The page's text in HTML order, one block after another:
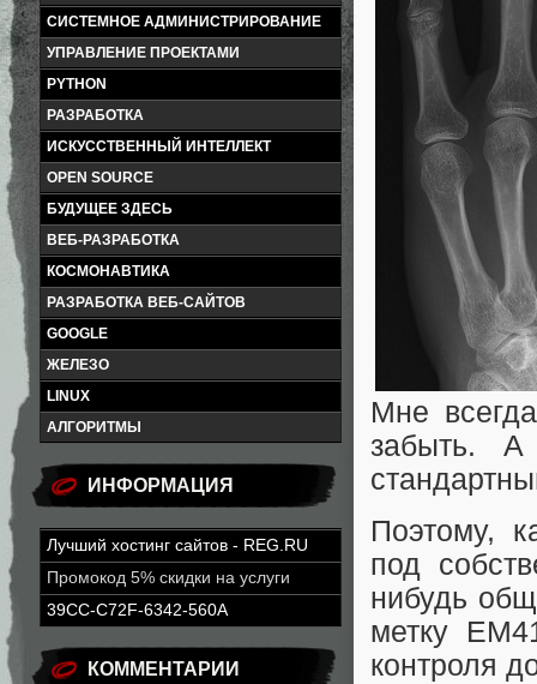
СИСТЕМНОЕ АДМИНИСТРИРОВАНИЕ
УПРАВЛЕНИЕ ПРОЕКТАМИ
PYTHON
РАЗРАБОТКА
ИСКУССТВЕННЫЙ ИНТЕЛЛЕКТ
OPEN SOURCE
БУДУЩЕЕ ЗДЕСЬ
ВЕБ-РАЗРАБОТКА
КОСМОНАВТИКА
РАЗРАБОТКА ВЕБ-САЙТОВ
GOOGLE
ЖЕЛЕЗО
LINUX
АЛГОРИТМЫ
ИНФОРМАЦИЯ
Лучший хостинг сайтов - REG.RU
Промокод 5% скидки на услуги
39CC-C72F-6342-560A
КОММЕНТАРИИ
Мне
забыть.
Поэтому,
под
нибудь
метку
контроля